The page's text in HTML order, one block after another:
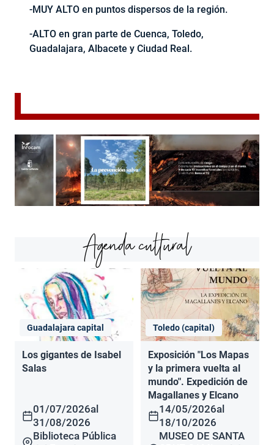
-MUY ALTO en puntos dispersos de la región.
-ALTO en gran parte de Cuenca, Toledo,
Guadalajara, Albacete y Ciudad Real.
Agenda cultural
Guadalajara capital
Los gigantes de Isabel
Salas
01/07/2026al
31/08/2026
Biblioteca Pública
Toledo (capital)
Exposición "Los Mapas
y la primera vuelta al
mundo". Expedición de
Magallanes y Elcano
14/05/2026al
18/10/2026
MUSEO DE SANTA